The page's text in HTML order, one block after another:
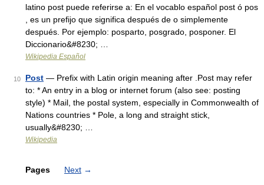
latino post puede referirse a: En el vocablo español post ó pos
, es un prefijo que significa después de o simplemente
después. Por ejemplo: posparto, posgrado, posponer. El
Diccionario&#8230; …
Wikipedia Español
10 Post — Prefix with Latin origin meaning after .Post may refer
to: * An entry in a blog or internet forum (also see: posting
style) * Mail, the postal system, especially in Commonwealth of
Nations countries * Pole, a long and straight stick,
usually&#8230; …
Wikipedia
Pages Next →